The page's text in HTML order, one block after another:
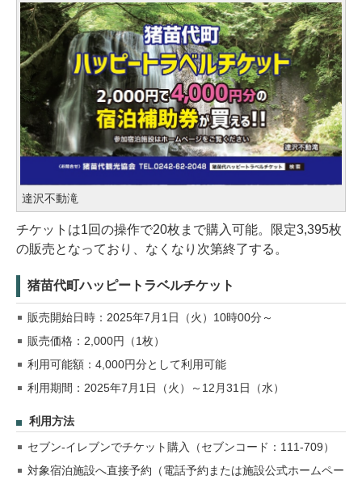
達沢不動滝
チケットは1回の操作で20枚まで購入可能。限定3,395枚
の販売となっており、なくなり次第終了する。
猪苗代町ハッピートラベルチケット
販売開始日時：2025年7月1日（火）10時00分～
販売価格：2,000円（1枚）
利用可能額：4,000円分として利用可能
利用期間：2025年7月1日（火）～12月31日（水）
利用方法
セブン-イレブンでチケット購入（セブンコード：111-709）
対象宿泊施設へ直接予約（電話予約または施設公式ホームペー